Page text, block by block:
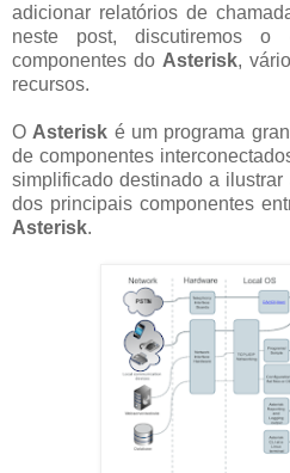
adicionar relatórios de
neste post, discutiremos
componentes do Asterisk,
recursos.
O Asterisk é um programa
de componentes
simplificado destinado a
dos principais componentes
Asterisk.